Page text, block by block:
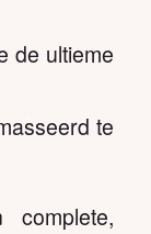
de ultieme
te